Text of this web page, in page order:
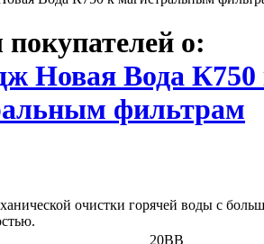
о:
Новая Вода К750
фильтрам
очистки горячей воды с
20BB